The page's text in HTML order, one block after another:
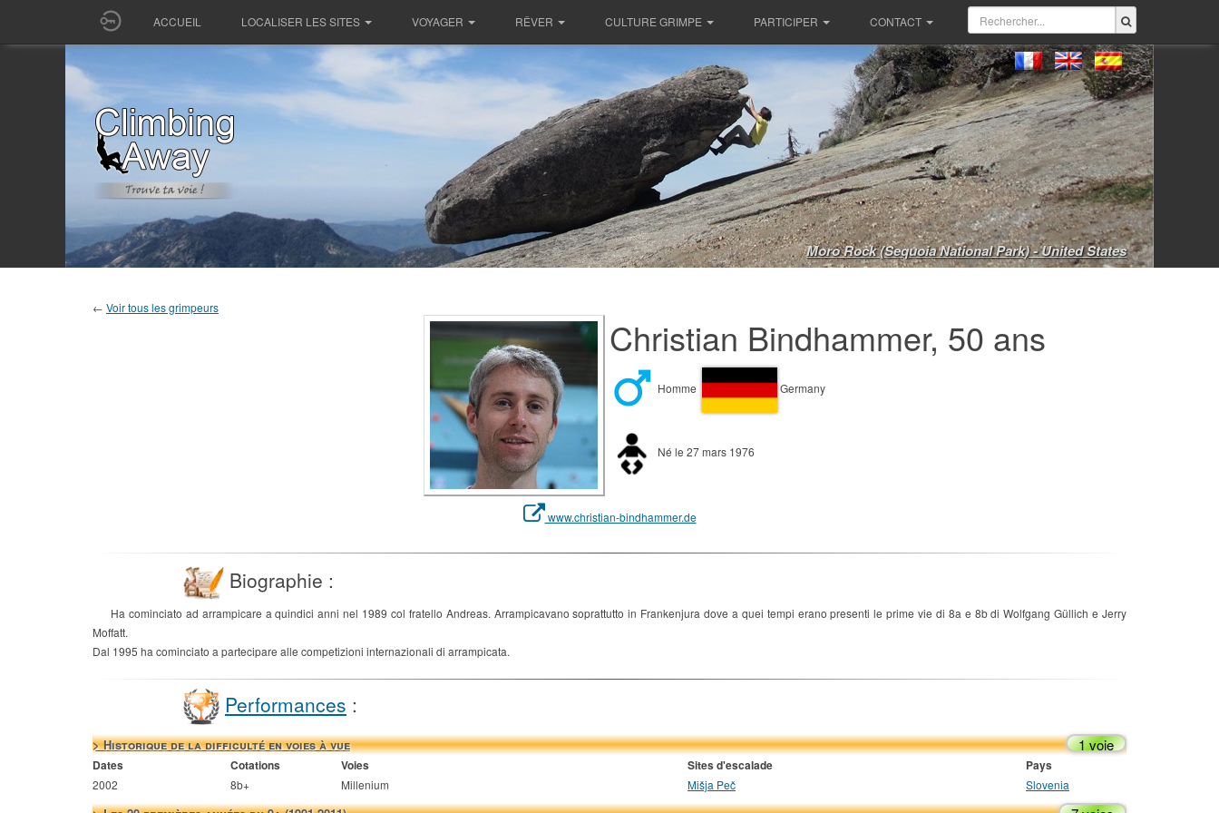
ACCUEIL LOCALISER LES SITES VOYAGER RÊVER CULTURE GRIMPE PARTICIPER CONTACT
Moro Rock (Sequoia National Park) - United States
← Voir tous les grimpeurs
Christian Bindhammer, 50 ans
Homme Germany
Né le 27 mars 1976
www.christian-bindhammer.de
Biographie :
Ha cominciato ad arrampicare a quindici anni nel 1989 col fratello Andreas. Arrampicavano soprattutto in Frankenjura dove a quei tempi erano presenti le prime vie di 8a e 8b di Wolfgang Güllich e Jerry
Moffatt.
Dal 1995 ha cominciato a partecipare alle competizioni internazionali di arrampicata.
Performances :
> Historique de la difficulté en voies à vue 1 voie
Dates Cotations Voies Sites d'escalade Pays
2002 8b+ Millenium Mišja Peč Slovenia